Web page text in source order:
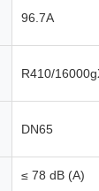
96.7A
R410/
DN65
≤ 78 dB (A)